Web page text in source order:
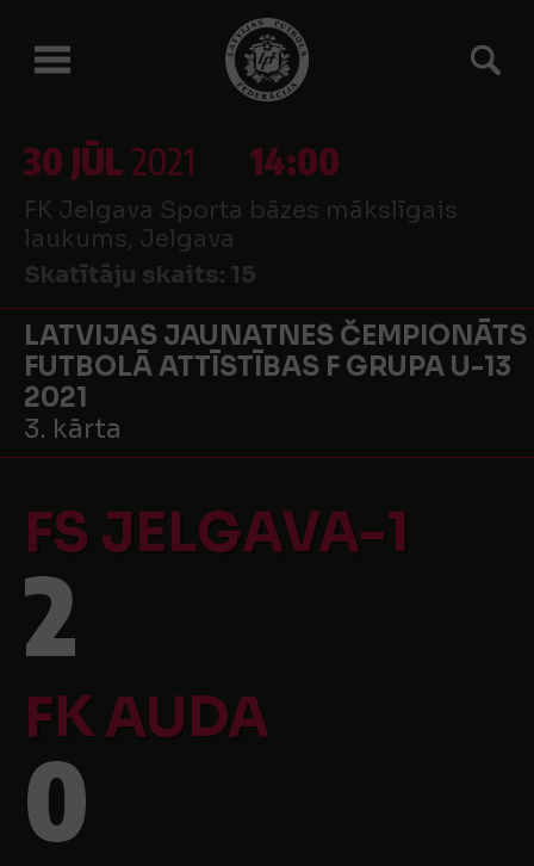
30 JŪL2021 14:00
FK Jelgava Sporta bāzes mākslīgais
laukums, Jelgava
Skatītāju skaits: 15
LATVIJAS JAUNATNES ČEMPIONĀTS
FUTBOLĀ ATTĪSTĪBAS F GRUPA U-13
2021
3. kārta
FS JELGAVA-1
2
FK AUDA
0